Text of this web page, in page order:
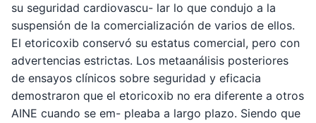
su seguridad cardiovascu- lar lo que condujo a la
suspensión de la comercialización de varios de ellos.
El etoricoxib conservó su estatus comercial, pero con
advertencias estrictas. Los metaanálisis posteriores
de ensayos clínicos sobre seguridad y eficacia
demostraron que el etoricoxib no era diferente a otros
AINE cuando se em- pleaba a largo plazo. Siendo que